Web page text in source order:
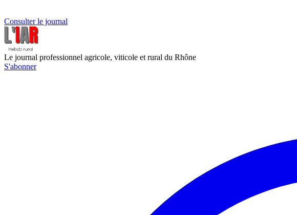
Consulter le journal
Le journal professionnel agricole, viticole et rural du Rhône
S'abonner